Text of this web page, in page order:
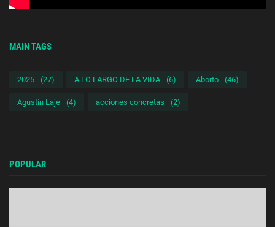
MAIN TAGS
2025 (27) A LO LARGO DE LA VIDA (6) Aborto (46)
Agustín Laje (4) acciones concretas (2)
POPULAR